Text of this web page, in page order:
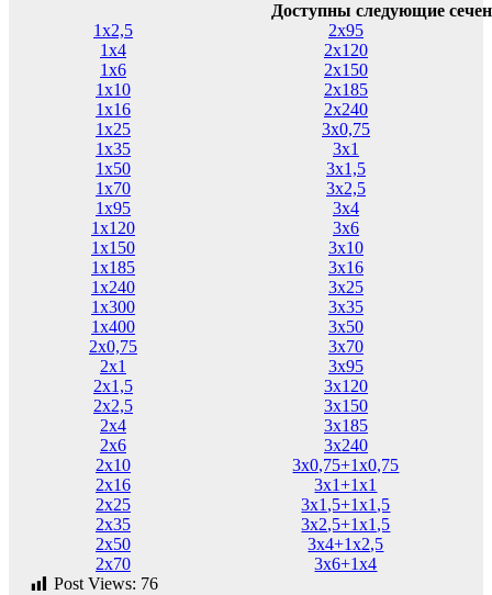
Доступны следующие
1х2,5
1х4
1х6
1х10
1х16
1х25
1х35
1х50
1х70
1х95
1х120
1х150
1х185
1х240
1х300
1х400
2х0,75
2х1
2х1,5
2х2,5
2х4
2х6
2х10
2х16
2х25
2х35
2х50
2х70
2х95
2х120
2х150
2х185
2х240
3х0,75
3х1
3х1,5
3х2,5
3х4
3х6
3х10
3х16
3х25
3х35
3х50
3х70
3х95
3х120
3х150
3х185
3х240
3х0,75+1х0,75
3х1+1х1
3х1,5+1х1,5
3х2,5+1х1,5
3х4+1х2,5
3х6+1х4
Post Views: 76